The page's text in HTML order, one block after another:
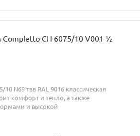
Completto CH 6075/10 V001 ½
N69 твв RAL 9016 классическая
комфорт и тепло, а также
и высокой